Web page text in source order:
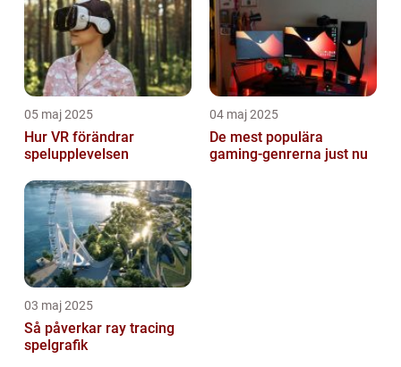
05 maj 2025
Hur VR förändrar
spelupplevelsen
04 maj 2025
De mest populära
gaming-genrerna just nu
03 maj 2025
Så påverkar ray tracing
spelgrafik